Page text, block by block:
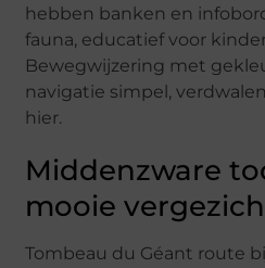
hebben banken en
fauna, educatief voor
Bewegwijzering met
navigatie simpel,
hier.
Middenzware
mooie
Tombeau du Géant route